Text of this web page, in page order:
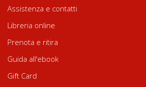
Assistenza e contatti
Libreria online
Prenota e ritira
Guida all'ebook
Gift Card